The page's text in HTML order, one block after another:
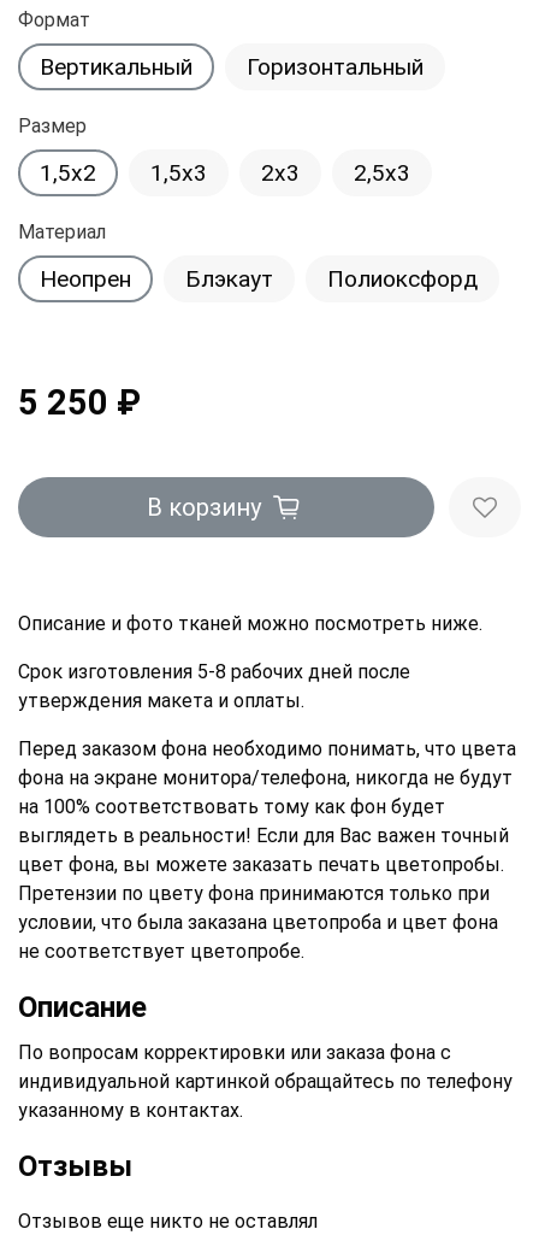
Формат
Вертикальный Горизонтальный
Размер
1,5x2 1,5x3 2x3 2,5x3
Материал
Неопрен Блэкаут Полиоксфорд
5 250 ₽
В корзину
Описание и фото тканей можно посмотреть ниже.
Срок изготовления 5-8 рабочих дней после
утверждения макета и оплаты.
Перед заказом фона необходимо понимать, что цвета
фона на экране монитора/телефона, никогда не будут
на 100% соответствовать тому как фон будет
выглядеть в реальности! Если для Вас важен точный
цвет фона, вы можете заказать печать цветопробы.
Претензии по цвету фона принимаются только при
условии, что была заказана цветопроба и цвет фона
не соответствует цветопробе.
Описание
По вопросам корректировки или заказа фона с
индивидуальной картинкой обращайтесь по телефону
указанному в контактах.
Отзывы
Отзывов еще никто не оставлял